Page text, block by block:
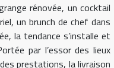
rénovée, un cocktail
un brunch de chef dans
la tendance s’installe et
par l’essor des lieux
prestations, la livraison